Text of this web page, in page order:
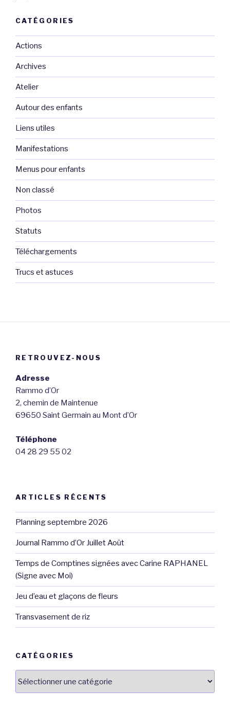
CATÉGORIES
Actions
Archives
Atelier
Autour des enfants
Liens utiles
Manifestations
Menus pour enfants
Non classé
Photos
Statuts
Téléchargements
Trucs et astuces
RETROUVEZ-NOUS
Adresse
Rammo d’Or
2, chemin de Maintenue
69650 Saint Germain au Mont d’Or
Téléphone
04 28 29 55 02
ARTICLES RÉCENTS
Planning septembre 2026
Journal Rammo d’Or Juillet Août
Temps de Comptines signées avec Carine RAPHANEL
(Signe avec Moi)
Jeu d’eau et glaçons de fleurs
Transvasement de riz
CATÉGORIES